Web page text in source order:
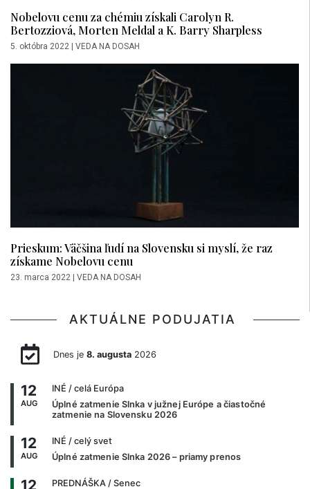
Nobelovu cenu za chémiu získali Carolyn R.
Bertozziová, Morten Meldal a K. Barry Sharpless
5. októbra 2022 VEDA NA DOSAH
Prieskum: Väčšina ľudí na Slovensku si myslí, že raz
získame Nobelovu cenu
23. marca 2022 | VEDA NA DOSAH
AKTUÁLNE PODUJATIA
Dnes je 8. augusta2026
12
AUG
INÉ / celá Európa
Úplné zatmenie Slnka v južnej Európe a čiastočné
zatmenie na Slovensku 2026
12
AUG
INÉ / celý svet
Úplné zatmenie Slnka 2026 – priamy prenos
12 PREDNÁŠKA / Senec